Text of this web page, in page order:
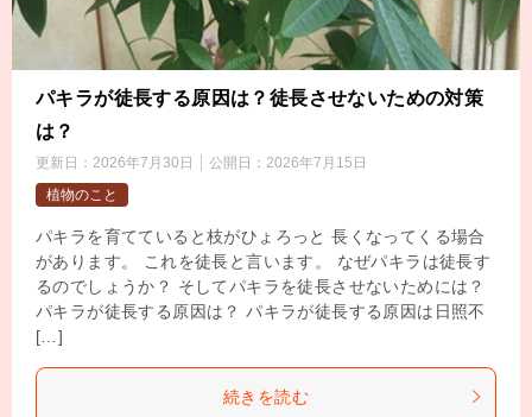
パキラが徒長する原因は？徒長させないための対策
は？
更新日： 2026年7月30日 公開日： 2026年7月15日
植物のこと
パキラを育てていると枝がひょろっと 長くなってくる場合
があります。 これを徒長と言います。 なぜパキラは徒長す
るのでしょうか？ そしてパキラを徒長させないためには？
パキラが徒長する原因は？ パキラが徒長する原因は日照不
[…]
続きを読む